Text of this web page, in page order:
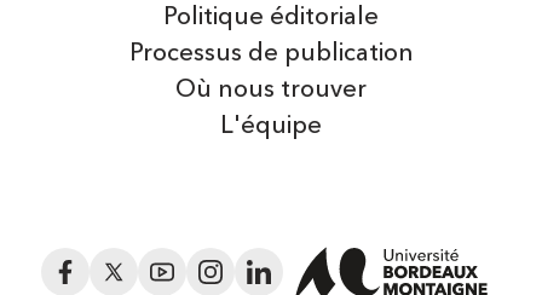
Politique éditoriale
Processus de publication
Où nous trouver
L'équipe
Facebook
Twitter YouTubeInstagramLinkedIn